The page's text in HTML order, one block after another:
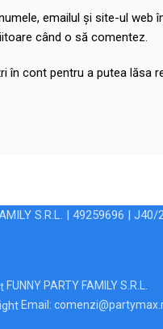
emailul și site-ul web
când o să comentez.
în cont pentru a putea lăsa
S.R.L. | 49259696 |
FUNNY PARTY FAMILY S.R.L.
Email: